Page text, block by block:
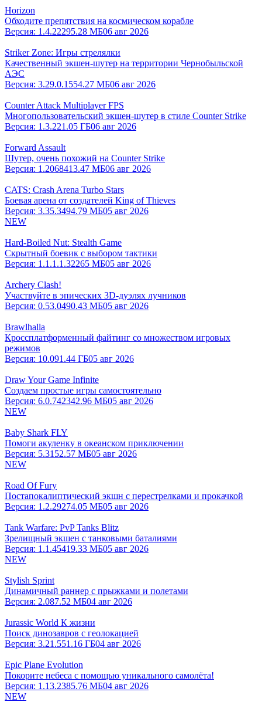
Horizon
Обходите препятствия на космическом корабле
Версия: 1.4.22295.28 МБ06 авг 2026
Striker Zone: Игры стрелялки
Качественный экшен-шутер на территории Чернобыльской
АЭС
Версия: 3.29.0.1 554.27 МБ06 авг 2026
Counter Attack Multiplayer FPS
Многопользовательский экшен-шутер в стиле Counter Strike
Версия: 1.3.221.05 ГБ06 авг 2026
Forward Assault
Шутер, очень похожий на Counter Strike
Версия: 1.2068413.47 МБ06 авг 2026
CATS: Crash Arena Turbo Stars
Боевая арена от создателей King of Thieves
Версия: 3.35.3494.79 МБ05 авг 2026
NEW
Hard-Boiled Nut: Stealth Game
Скрытный боевик с выбором тактики
Версия: 1.1.1.1.32265 МБ05 авг 2026
Archery Clash!
Участвуйте в эпических 3D-дуэлях лучников
Версия: 0.53.0490.43 МБ05 авг 2026
Brawlhalla
Кроссплатформенный файтинг со множеством игровых
режимов
Версия: 10.091.44 ГБ05 авг 2026
Draw Your Game Infinite
Создаем простые игры самостоятельно
Версия: 6.0.742342.96 МБ05 авг 2026
NEW
Baby Shark FLY
Помоги акуленку в океанском приключении
Версия: 5.3152.57 МБ05 авг 2026
NEW
Road Of Fury
Постапокалиптический экшн с перестрелками и прокачкой
Версия: 1.2.29274.05 МБ05 авг 2026
Tank Warfare: PvP Tanks Blitz
Зрелищный экшен с танковыми баталиями
Версия: 1.1.45419.33 МБ05 авг 2026
NEW
Stylish Sprint
Динамичный раннер с прыжками и полетами
Версия: 2.087.52 МБ04 авг 2026
Jurassic World К жизни
Поиск динозавров с геолокацией
Версия: 3.21.551.16 ГБ04 авг 2026
Epic Plane Evolution
Покорите небеса с помощью уникального самолёта!
Версия: 1.13.2385.76 МБ04 авг 2026
NEW